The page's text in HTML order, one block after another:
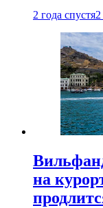
2 года спустя
на